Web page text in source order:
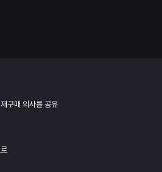
구매 의사를 공유